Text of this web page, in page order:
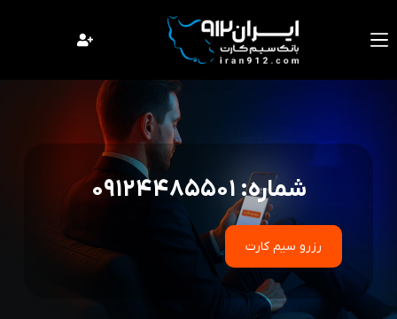
محتوا
شماره: 09124485501
رزرو سیم کارت